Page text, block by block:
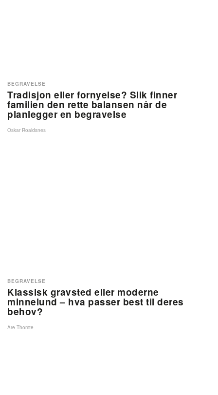
Tradisjon eller fornyelse? Slik finner
familien den rette balansen når de
planlegger en begravelse
BEGRAVELSE
Oskar Roaldsnes
Klassisk gravsted eller moderne
minnelund – hva passer best til deres
behov?
BEGRAVELSE
Are Thomte